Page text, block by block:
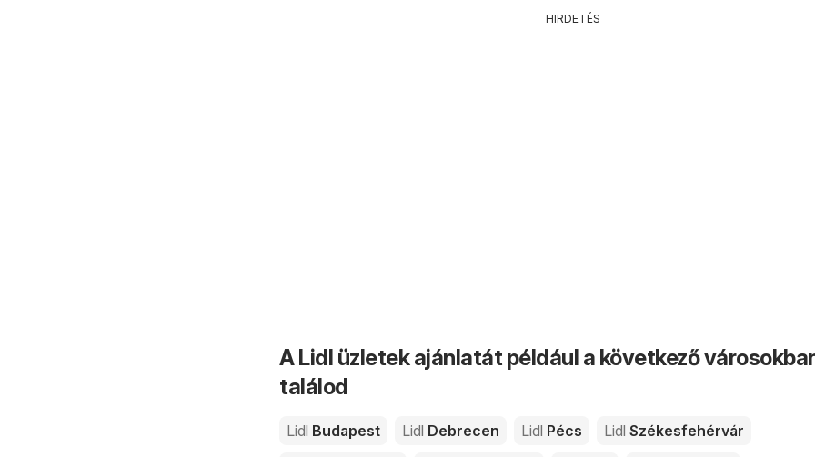
HIRDETÉS
A Lidl üzletek ajánlatát például a következő
találod
Lidl Budapest Lidl Debrecen Lidl Pécs Lidl Székesfehérvár